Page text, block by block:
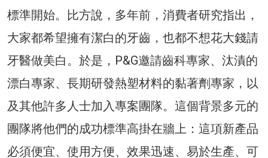
標準開始。比方說，多年前，消費者研究指出，
大家都希望擁有潔白的牙齒，也都不想花大錢請
牙醫做美白。於是，P&G邀請齒科專家、汰漬的
漂白專家、長期研發熱塑材料的黏著劑專家，以
及其他許多人士加入專案團隊。這個背景多元的
團隊將他們的成功標準高掛在牆上：這項新產品
必須便宜、使用方便、效果迅速、易於生產、可